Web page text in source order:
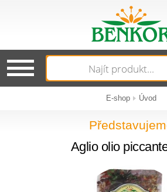
E-shop Úvod
Aglio olio